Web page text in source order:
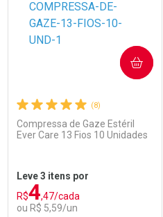
Comprar sem Desconto
Por R$ 3,99/cada
Comprar sem Desconto
Por R$ 3,99/cada
(8)
Compressa de Gaze Estéril
Ever Care 13 Fios 10 Unidades
Leve 3 itens por
R$4,47/cada
ou R$ 5,59/un
COMPRAR